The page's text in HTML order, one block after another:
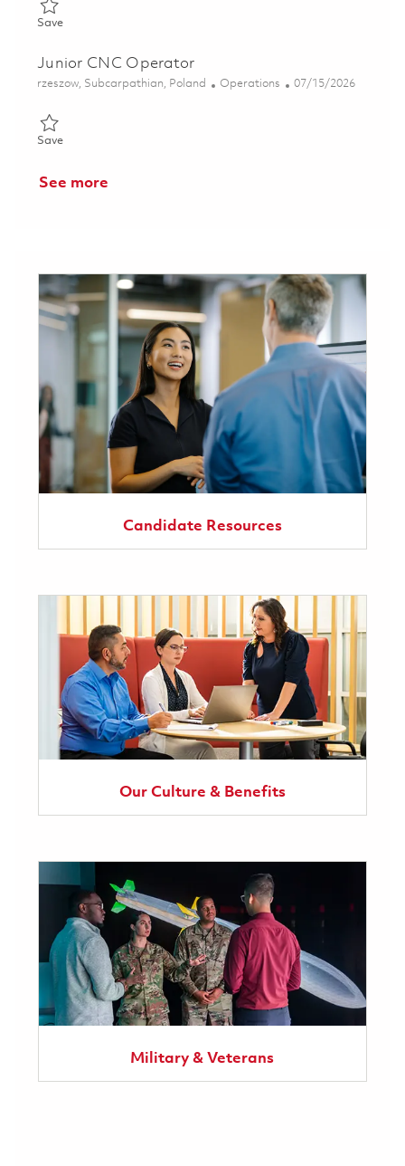
SaveSave Operator / Operatorka Maszyn Sterowanych
Junior CNC Operator
Location
rzeszow, Subcarpathian, Poland Category
Operations Posted Date
07/15/2026
SaveSave Junior CNC Operator 01855636
See more
Candidate Resources
Our Culture & Benefits
Military & Veterans